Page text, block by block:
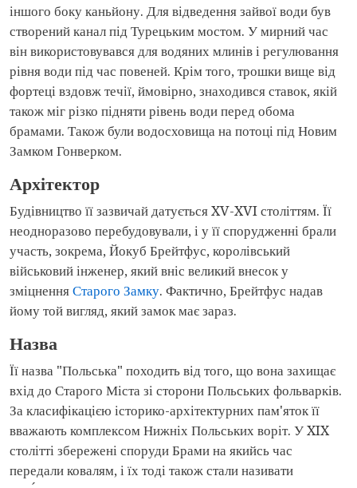
іншого боку каньйону. Для відведення зайвої води був
створений канал під Турецьким мостом. У мирний час
він використовувався для водяних млинів і регулювання
рівня води під час повеней. Крім того, трошки вище від
фортеці вздовж течії, ймовірно, знаходився ставок, якій
також міг різко підняти рівень води перед обома
брамами. Також були водосховища на потоці під Новим
Замком Гонверком.
Архітектор
Будівництво її зазвичай датується XV-XVI століттям. Її
неодноразово перебудовували, і у її спорудженні брали
участь, зокрема, Йокуб Брейтфус, королівський
військовий інженер, який вніс великий внесок у
зміцнення Старого Замку. Фактично, Брейтфус надав
йому той вигляд, який замок має зараз.
Назва
Її назва "Польська" походить від того, що вона захищає
вхід до Старого Міста зі сторони Польських фольварків.
За класифікацією історико-архітектурних пам'яток її
вважають комплексом Нижніх Польських воріт. У XIX
столітті збережені споруди Брами на якийсь час
передали ковалям, і їх тоді також стали називати